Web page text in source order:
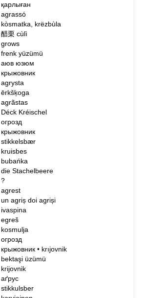
қарлыған
agrassó
kòsmatka, krëzbùla
醋栗cùlì
grows
frenk yüzümü
аюв юзюм
крыжовник
agrysta
ērkšķoga
agrãstas
Déck Kréischel
огрозд
крыжовник
stikkelsbær
kruisbes
bubańka
die Stachelbeere
?
agrest
un agrișdoi agriși
ivaspina
egreš
kosmulja
огрозд
крыжовник• krıjovnik
bektaşi üzümü
krijovnik
аґрус
stikkulsber